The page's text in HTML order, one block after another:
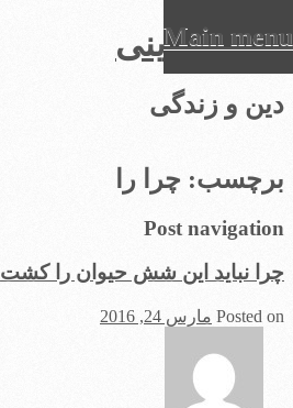
عرفان دینی
دین و زندگی
Main menu
to
content
برچسب: چرا را
Post navigation
چرا نباید این شش حیوان را کشت
Posted on مارس 24, 2016